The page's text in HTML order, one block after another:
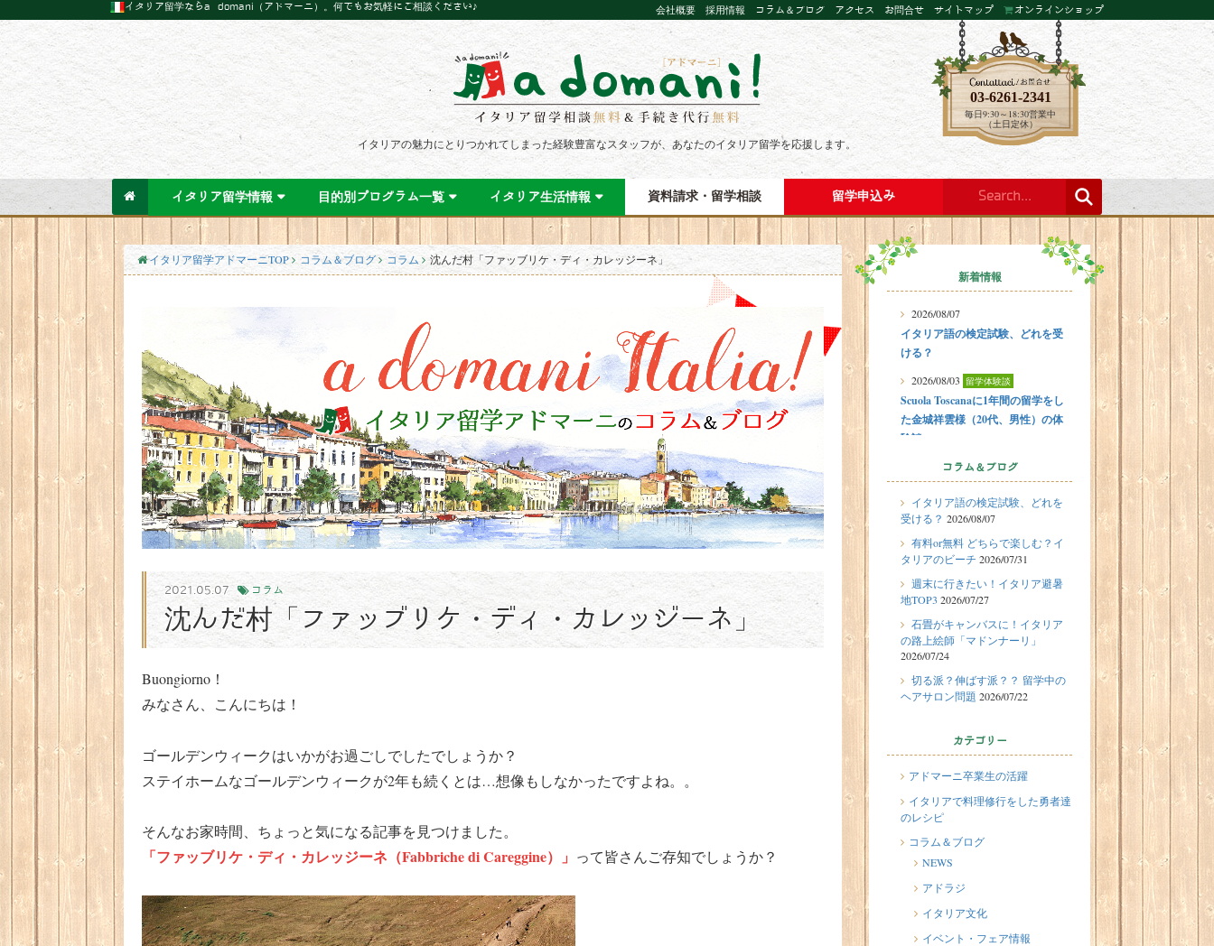
イタリア留学ならa domani（アドマーニ）。何でもお気軽にご相談ください♪ 会社概要 採用情報 コラム＆ブログ アクセス お問合せ サイトマップ オンラインショップ
イタリアの魅力にとりつかれてしまった経験豊富なスタッフが、あなたのイタリア留学を応援します。
03-6261-2341
毎日9:30～18:30営業中
（土日定休）
イタリア留学情報 目的別プログラム一覧 イタリア生活情報 資料請求・留学相談 留学申込み
イタリア留学アドマーニTOP コラム＆ブログ コラム 沈んだ村「ファッブリケ・ディ・カレッジーネ」
2021.05.07 コラム
沈んだ村「ファッブリケ・ディ・カレッジーネ」
Buongiorno！
みなさん、こんにちは！
ゴールデンウィークはいかがお過ごしでしたでしょうか？
ステイホームなゴールデンウィークが2年も続くとは…想像もしなかったですよね。。
そんなお家時間、ちょっと気になる記事を見つけました。
「ファッブリケ・ディ・カレッジーネ（Fabbriche di Careggine）」 って皆さんご存知でしょうか？
新着情報
2026/08/07
イタリア語の検定試験、どれを受
ける？
2026/08/03 留学体験談
Scuola Toscanaに1年間の留学をし
た金城祥雲様（20代、男性）の体
験談
2026/07/31
有料or無料 どちらで楽しむ？イタ
リアのビーチ
フィレンツェに1週間の語学留学を
談
2026/07/27
週末に行きたい！イタリア避暑地
TOP3
2026/07/24
石畳がキャンバスに！イタリアの
2026/07/22
切る派？伸ばす派？？ 留学中のヘ
2026/07/20
イタリア人はどんなジェラートを
食べる？
2026/07/17
イタリアが誇る3人の天才芸術家 そ
コラム＆ブログ
イタリア語の検定試験、どれを
受ける？ 2026/08/07
有料or無料 どちらで楽しむ？イ
タリアのビーチ 2026/07/31
週末に行きたい！イタリア避暑
地TOP3 2026/07/27
石畳がキャンバスに！イタリア
の路上絵師「マドンナーリ」
2026/07/24
切る派？伸ばす派？？ 留学中の
ヘアサロン問題 2026/07/22
カテゴリー
アドマーニ卒業生の活躍
イタリアで料理修行をした勇者達
のレシピ
コラム＆ブログ
NEWS
アドラジ
イタリア文化
イベント・フェア情報